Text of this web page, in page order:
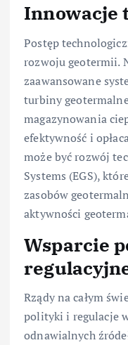
Innowacje
Postęp
rozwoju geotermii.
zaawansowane
turbiny
magazynowania
efektywność i
może być rozwój
Systems (EGS),
zasobów
aktywności
Wsparcie
Rządy na całym
polityki i regulacje
odnawialnych